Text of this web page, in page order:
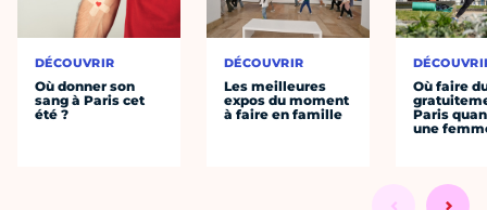
DÉCOUVRIR
Où donner son
sang à Paris cet
été ?
DÉCOUVRIR
Les meilleures
expos du moment
à faire en famille
Où faire
Paris
une